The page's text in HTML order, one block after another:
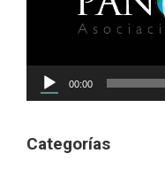
00:00
Categorías